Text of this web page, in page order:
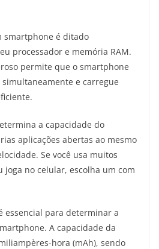
smartphone é ditado
processador e memória RAM.
permite que o smartphone
e carregue
a capacidade do
aplicações abertas ao mesmo
Se você usa muitos
joga no celular, escolha um com
essencial para determinar a
A capacidade da
hora (mAh), sendo